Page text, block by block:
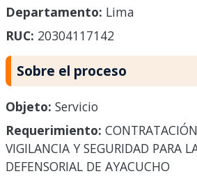
Departamento: Lima
RUC: 20304117142
Sobre el proceso
Objeto: Servicio
Requerimiento:
VIGILANCIA Y SEGURIDAD PARA
DEFENSORIAL DE AYACUCHO